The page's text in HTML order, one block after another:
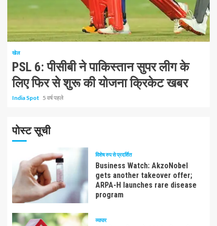
खेल
PSL 6: पीसीबी ने पाकिस्तान सुपर लीग के
लिए फिर से शुरू की योजना क्रिकेट खबर
India Spot 5 वर्ष पहले
पोस्ट सूची
विशेष रुप से प्रदर्शित
Business Watch: AkzoNobel
gets another takeover offer;
ARPA-H launches rare disease
program
व्यापार